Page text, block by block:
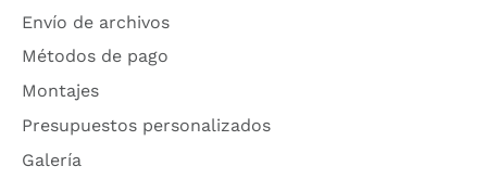
Envío de archivos
Métodos de pago
Montajes
Presupuestos personalizados
Galería